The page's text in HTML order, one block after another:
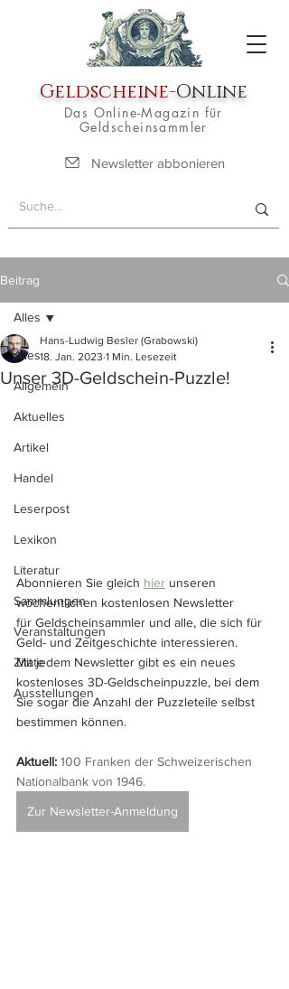
Geldscheine-Online
Das Online-Magazin für
Geldscheinsammler
Newsletter abbonieren
Beitrag
Alles
Allgemein
Aktuelles
Artikel
Handel
Leserpost
Lexikon
Literatur
Sammlungen
Veranstaltungen
Zitate
Ausstellungen
Alles
Unser 3D-Geldschein-Puzzle!
Hans-Ludwig Besler (Grabowski)
18. Jan. 2023 1 Min. Lesezeit
Abonnieren Sie gleich hier unseren
wöchentlichen kostenlosen Newsletter
für Geldscheinsammler und alle, die sich für
Geld- und Zeitgeschichte interessieren.
Mit jedem Newsletter gibt es ein neues
kostenloses 3D-Geldscheinpuzzle, bei dem
Sie sogar die Anzahl der Puzzleteile selbst
bestimmen können.
Aktuell: 100 Franken der Schweizerischen
Nationalbank von 1946.
Zur Newsletter-Anmeldung